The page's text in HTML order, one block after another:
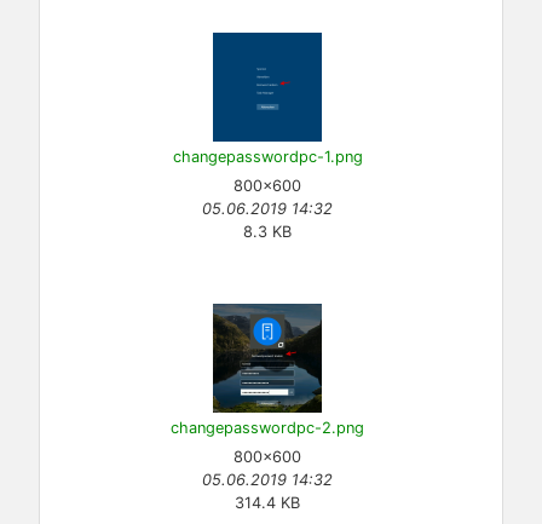
changepasswordpc-1.png
800×600
05.06.2019 14:32
8.3 KB
changepasswordpc-2.png
800×600
05.06.2019 14:32
314.4 KB